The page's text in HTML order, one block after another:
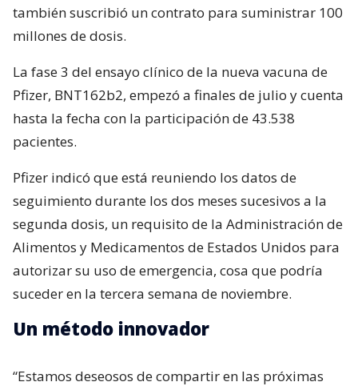
también suscribió un contrato para suministrar 100
millones de dosis.
La fase 3 del ensayo clínico de la nueva vacuna de
Pfizer, BNT162b2, empezó a finales de julio y cuenta
hasta la fecha con la participación de 43.538
pacientes.
Pfizer indicó que está reuniendo los datos de
seguimiento durante los dos meses sucesivos a la
segunda dosis, un requisito de la Administración de
Alimentos y Medicamentos de Estados Unidos para
autorizar su uso de emergencia, cosa que podría
suceder en la tercera semana de noviembre.
Un método innovador
“Estamos deseosos de compartir en las próximas